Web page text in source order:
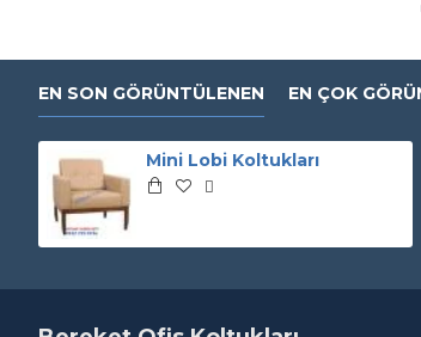
EN SON GÖRÜNTÜLENEN EN ÇOK
Mini Lobi Koltukları